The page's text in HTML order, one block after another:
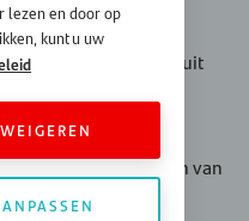
bedrag, dat bestaat uit
saldo (of ook
u niets opgenomen van
niets;
lezen en door op
kunt u uw